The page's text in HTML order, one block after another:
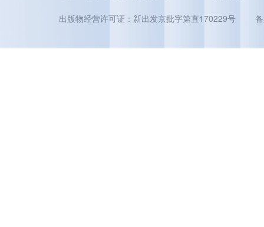
出版物经营许可证：新出发京批字第直170229号